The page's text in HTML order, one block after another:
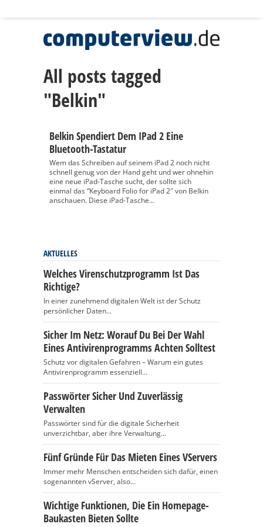
All posts tagged
"Belkin"
Belkin Spendiert Dem IPad 2 Eine
Bluetooth-Tastatur
Wem das Schreiben auf seinem iPad 2 noch nicht
schnell genug von der Hand geht und wer ohnehin
eine neue iPad-Tasche sucht, der sollte sich
einmal das “Keyboard Folio for iPad 2″ von Belkin
anschauen. Diese iPad-Tasche...
AKTUELLES
Welches Virenschutzprogramm Ist Das
Richtige?
In einer zunehmend digitalen Welt ist der Schutz
persönlicher Daten...
Sicher Im Netz: Worauf Du Bei Der Wahl
Eines Antivirenprogramms Achten Solltest
Schutz vor digitalen Gefahren – Warum ein gutes
Antivirenprogramm essenziell...
Passwörter Sicher Und Zuverlässig
Verwalten
Passwörter sind für die digitale Sicherheit
unverzichtbar, aber ihre Verwaltung...
Fünf Gründe Für Das Mieten Eines VServers
Immer mehr Menschen entscheiden sich dafür, einen
sogenannten vServer, also...
Wichtige Funktionen, Die Ein Homepage-
Baukasten Bieten Sollte